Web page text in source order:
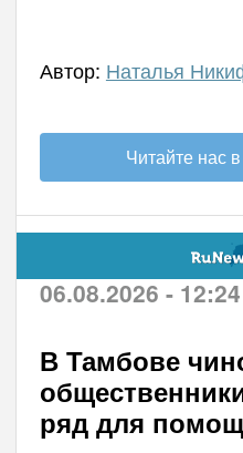
Автор: Наталья
Читайте нас
06.08.2026 - 12:24
В Тамбове
ряд для